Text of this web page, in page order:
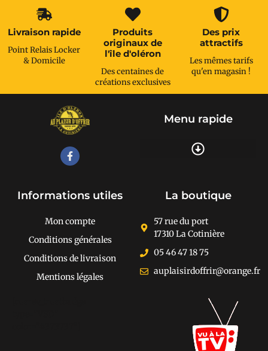
Livraison rapide
Point Relais Locker
& Domicile
Produits
originaux de
l'île d'oléron
Des centaines de
créations exclusives
Des prix
attractifs
Les mêmes tarifs
qu'en magasin !
Menu rapide
Informations utiles
Mon compte
Conditions générales
Conditions de livraison
Mentions légales
La boutique
57 rue du port
17310 La Cotinière
05 46 47 18 75
auplaisirdoffrir@orange.fr